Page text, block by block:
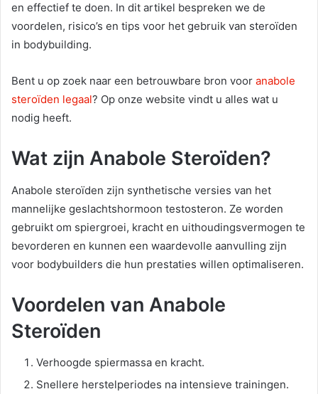
en effectief te doen. In dit artikel bespreken we de
voordelen, risico’s en tips voor het gebruik van steroïden
in bodybuilding.
Bent u op zoek naar een betrouwbare bron voor anabole
steroïden legaal? Op onze website vindt u alles wat u
nodig heeft.
Wat zijn Anabole Steroïden?
Anabole steroïden zijn synthetische versies van het
mannelijke geslachtshormoon testosteron. Ze worden
gebruikt om spiergroei, kracht en uithoudingsvermogen te
bevorderen en kunnen een waardevolle aanvulling zijn
voor bodybuilders die hun prestaties willen optimaliseren.
Voordelen van Anabole
Steroïden
Verhoogde spiermassa en kracht.
Snellere herstelperiodes na intensieve trainingen.